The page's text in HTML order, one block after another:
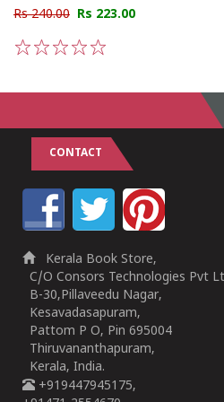
Rs 240.00 Rs 223.00
CONTACT
Kerala Book Store,
C/O Consors Technologies Pvt
B-30,Pillaveedu Nagar,
Kesavadasapuram,
Pattom P O, Pin 695004
Thiruvananthapuram,
Kerala, India.
+919447945175,